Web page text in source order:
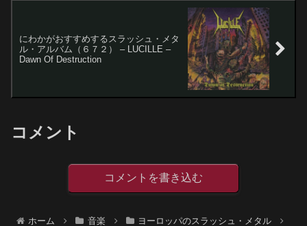
にわかがおすすめするスラッシュ・メタ
ル・アルバム（６７２） – LUCILLE –
Dawn Of Destruction
コメント
コメントを書き込む
ホーム 音楽
ヨーロッパのスラッシュ・メタル